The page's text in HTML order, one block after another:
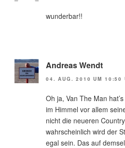
wunderbar!!
Andreas Wendt
04. AUG. 2010 UM 10:50
Oh ja, Van The Man
im Himmel vor allem
nicht die neueren
wahrscheinlich wird der
egal sein. Das auf